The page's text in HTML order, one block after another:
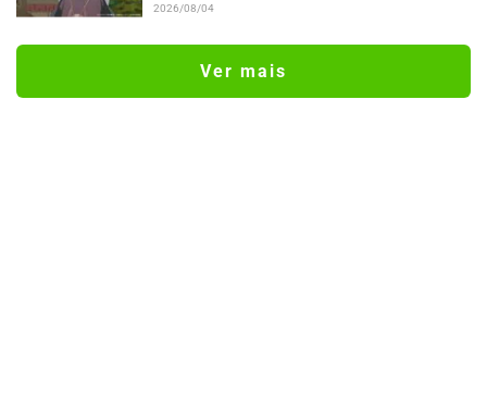
papel de vovô" "A voz de um idoso gentil
anime "Jaadugar: A Witch in Mongolia"
2026/08/04
Ver mais